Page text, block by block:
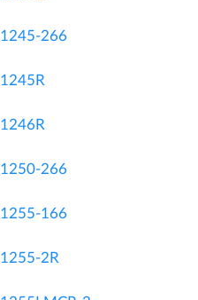
1245-266
1245R
1246R
1250-266
1255-166
1255-2R